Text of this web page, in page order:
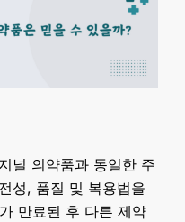
널 의약품과 동일한 주
성, 품질 및 복용법을
만료된 후 다른 제약